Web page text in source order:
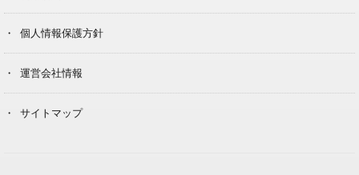
個人情報保護方針
運営会社情報
サイトマップ